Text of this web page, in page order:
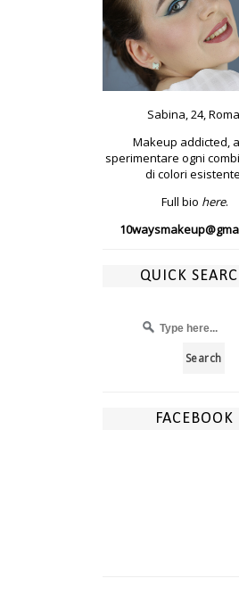
Sabina, 24,
Makeup addicted,
sperimentare ogni
di colori
Full bio here.
QUICK
FACEBOOK